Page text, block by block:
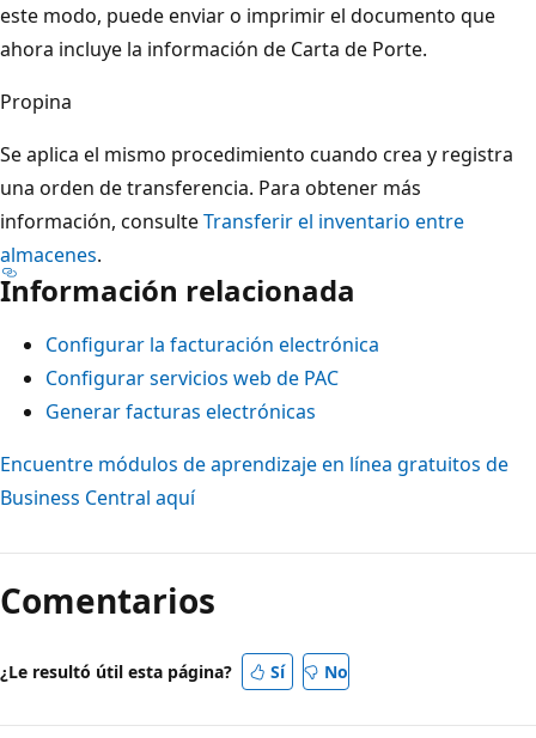
este modo, puede enviar o imprimir el documento que
ahora incluye la información de Carta de Porte.
Propina
Se aplica el mismo procedimiento cuando crea y registra
una orden de transferencia. Para obtener más
información, consulteTransferir el inventario entre
almacenes.
Información relacionada
Configurar la facturación electrónica
Configurar servicios web de PAC
Generar facturas electrónicas
Encuentre módulos de aprendizaje en línea gratuitos de
Business Central aquí
Comentarios
¿Le resultó útil esta página? Sí No